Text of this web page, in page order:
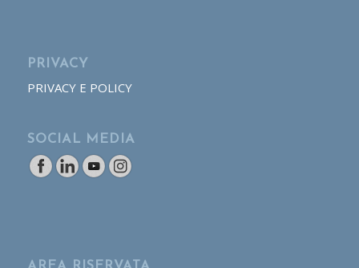
PRIVACY
PRIVACY E POLICY
SOCIAL MEDIA